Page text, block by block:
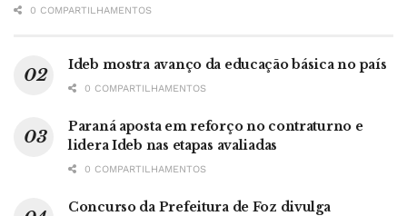
0 COMPARTILHAMENTOS
Ideb mostra avanço da educação básica no país
0 COMPARTILHAMENTOS
Paraná aposta em reforço no contraturno e
lidera Ideb nas etapas avaliadas
0 COMPARTILHAMENTOS
Concurso da Prefeitura de Foz divulga